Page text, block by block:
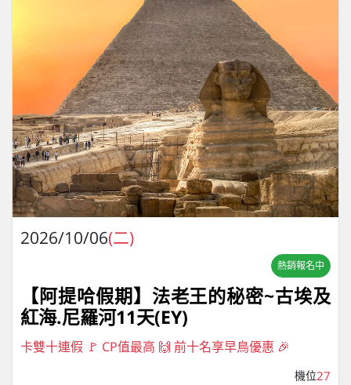
2026/10/06(二)
熱銷報名中
【阿提哈假期】法老王的秘密~古埃及
紅海.尼羅河11天(EY)
卡雙十連假 🚩 CP值最高 🙌 前十名享早鳥優惠 🎉
機位27